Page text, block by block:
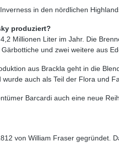
in den nördlichen
produziert?
Millionen Liter im Jahr. Die
und zwei weitere aus
aus Brackla geht in die
auch als Teil der Flora und
Barcardi auch eine neue
von William Fraser gegründet.